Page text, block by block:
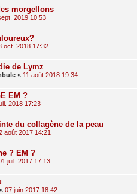
morgellons
2019 10:53
oct. 2018 17:32
de Lymz
« 11 août 2018 19:34
EM ?
2018 17:23
du collagène de la peau
août 2017 14:21
? EM ?
juil. 2017 17:13
« 07 juin 2017 18:42